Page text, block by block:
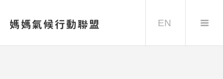
媽媽氣候行動聯盟 EN